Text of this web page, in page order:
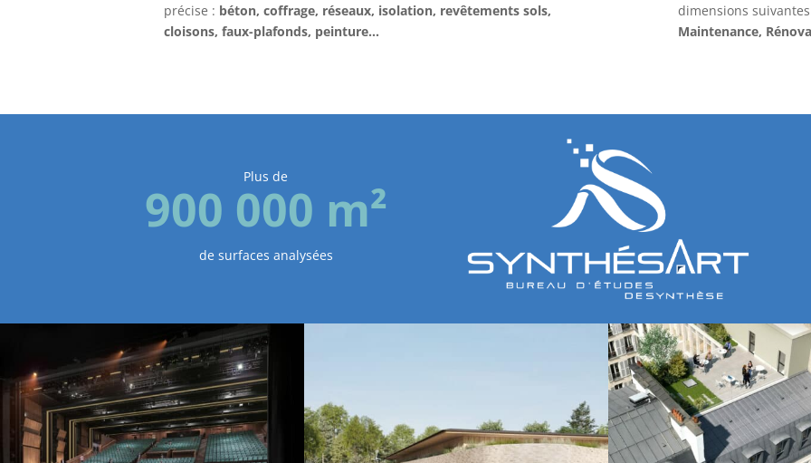
précise : béton, coffrage, réseaux, isolation, revêtements sols,
cloisons, faux-plafonds, peinture…
dimensions
Maintenance,
Plus de
900 000 m²
de surfaces analysées